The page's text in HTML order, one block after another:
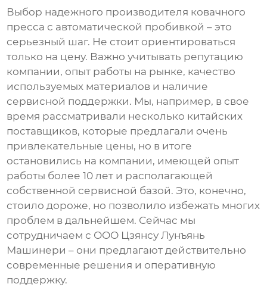
Выбор надежного производителя ковачного
пресса с автоматической пробивкой – это
серьезный шаг. Не стоит ориентироваться
только на цену. Важно учитывать репутацию
компании, опыт работы на рынке, качество
используемых материалов и наличие
сервисной поддержки. Мы, например, в свое
время рассматривали несколько китайских
поставщиков, которые предлагали очень
привлекательные цены, но в итоге
остановились на компании, имеющей опыт
работы более 10 лет и располагающей
собственной сервисной базой. Это, конечно,
стоило дороже, но позволило избежать многих
проблем в дальнейшем. Сейчас мы
сотрудничаем с ООО Цзянсу Лунъянь
Машинери – они предлагают действительно
современные решения и оперативную
поддержку.